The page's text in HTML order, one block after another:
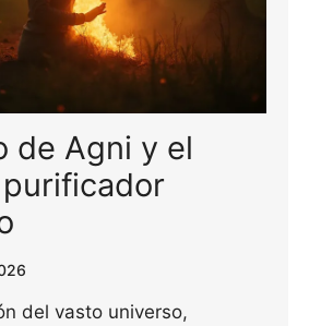
de Agni y el
del vasto universo,